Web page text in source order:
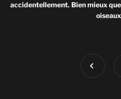
accidentellement. Bien mieux
Précédent